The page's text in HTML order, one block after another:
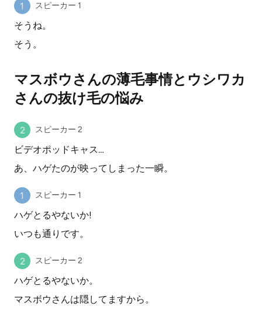
スピーカー 1
そうね。
そう。
マスボウさんの薄毛事情とウシワカ
さんの抜け毛の悩み
スピーカー 2
ビデオポッドキャス…
あ、ハゲたのが映ってしまった一瞬。
スピーカー 1
ハゲとるやないか!
いつも通りです。
スピーカー 2
ハゲとるやないか。
マスボウさんは隠してますから。